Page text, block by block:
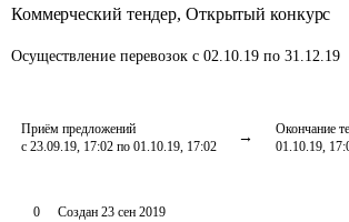
Коммерческий тендер, Открытый конкурс
Осуществление перевозок с 02.10.19 по 31.12.19
Приём предложений
с 23.09.19, 17:02 по 01.10.19, 17:02
Окончание
01.10.19,
0 Создан 23 сен 2019